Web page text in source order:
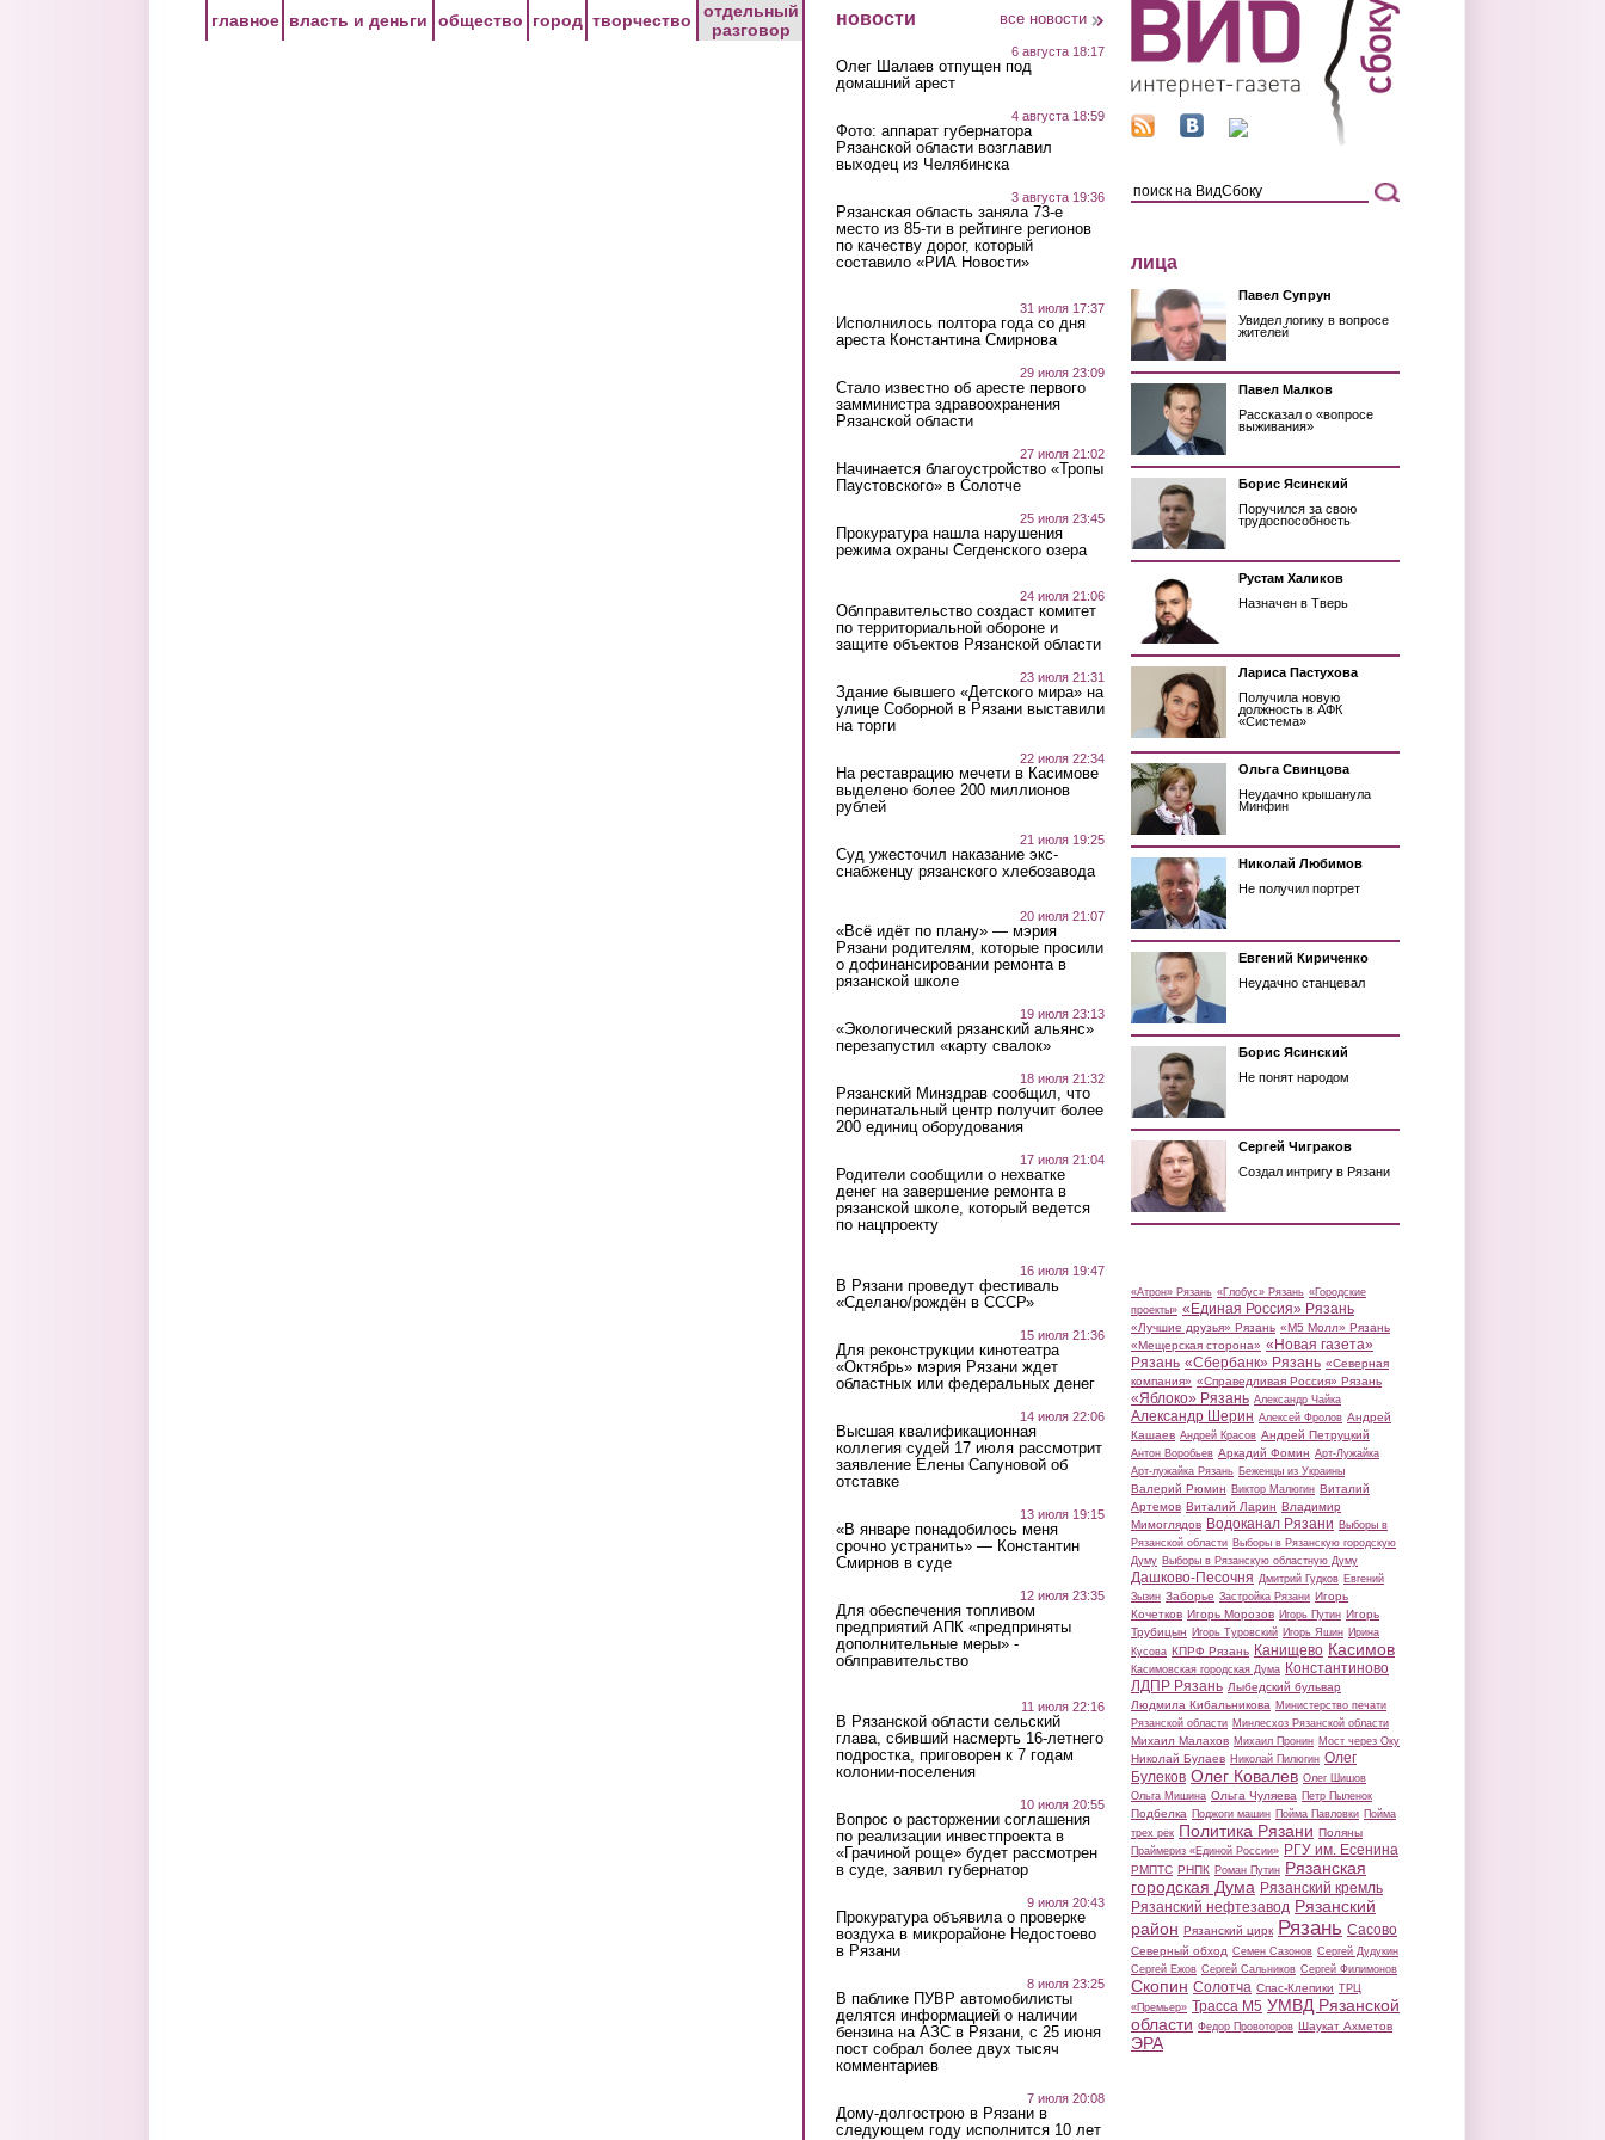
главное власть и деньги общество город творчество
отдельный
разговор
новости все новости
6 августа 18:17
Олег Шалаев отпущен под
домашний арест
4 августа 18:59
Фото: аппарат губернатора
Рязанской области возглавил
выходец из Челябинска
3 августа 19:36
Рязанская область заняла 73-е
место из 85-ти в рейтинге регионов
по качеству дорог, который
составило «РИА Новости»
31 июля 17:37
Исполнилось полтора года со дня
ареста Константина Смирнова
29 июля 23:09
Стало известно об аресте первого
замминистра здравоохранения
Рязанской области
27 июля 21:02
Начинается благоустройство «Тропы
Паустовского» в Солотче
25 июля 23:45
Прокуратура нашла нарушения
режима охраны Сегденского озера
24 июля 21:06
Облправительство создаст комитет
по территориальной обороне и
защите объектов Рязанской области
23 июля 21:31
Здание бывшего «Детского мира» на
улице Соборной в Рязани выставили
на торги
22 июля 22:34
На реставрацию мечети в Касимове
выделено более 200 миллионов
рублей
21 июля 19:25
Суд ужесточил наказание экс-
снабженцу рязанского хлебозавода
20 июля 21:07
«Всё идёт по плану» — мэрия
Рязани родителям, которые просили
о дофинансировании ремонта в
рязанской школе
19 июля 23:13
«Экологический рязанский альянс»
перезапустил «карту свалок»
18 июля 21:32
Рязанский Минздрав сообщил, что
перинатальный центр получит более
200 единиц оборудования
17 июля 21:04
Родители сообщили о нехватке
денег на завершение ремонта в
рязанской школе, который ведется
по нацпроекту
16 июля 19:47
В Рязани проведут фестиваль
«Сделано/рождён в СССР»
15 июля 21:36
Для реконструкции кинотеатра
«Октябрь» мэрия Рязани ждет
областных или федеральных денег
14 июля 22:06
Высшая квалификационная
коллегия судей 17 июля рассмотрит
заявление Елены Сапуновой об
отставке
13 июля 19:15
«В январе понадобилось меня
срочно устранить» — Константин
Смирнов в суде
12 июля 23:35
Для обеспечения топливом
предприятий АПК «предприняты
дополнительные меры» -
облправительство
11 июля 22:16
В Рязанской области сельский
глава, сбивший насмерть 16-летнего
подростка, приговорен к 7 годам
колонии-поселения
10 июля 20:55
Вопрос о расторжении соглашения
по реализации инвестпроекта в
«Грачиной роще» будет рассмотрен
в суде, заявил губернатор
9 июля 20:43
Прокуратура объявила о проверке
воздуха в микрорайоне Недостоево
в Рязани
8 июля 23:25
В паблике ПУВР автомобилисты
делятся информацией о наличии
бензина на АЗС в Рязани, с 25 июня
пост собрал более двух тысяч
комментариев
7 июля 20:08
Дому-долгострою в Рязани в
следующем году исполнится 10 лет
лица
Павел Супрун
Увидел логику в вопросе
жителей
Павел Малков
Рассказал о «вопросе
выживания»
Борис Ясинский
Поручился за свою
трудоспособность
Рустам Халиков
Назначен в Тверь
Лариса Пастухова
Получила новую
должность в АФК
«Система»
Ольга Свинцова
Неудачно крышанула
Минфин
Николай Любимов
Не получил портрет
Евгений Кириченко
Неудачно станцевал
Борис Ясинский
Не понят народом
Сергей Чиграков
Создал интригу в Рязани
«Атрон» Рязань «Глобус» Рязань «Городские
проекты» «Единая Россия» Рязань
«Лучшие друзья» Рязань «М5 Молл» Рязань
«Мещерская сторона» «Новая газета»
Рязань «Сбербанк» Рязань «Северная
компания» «Справедливая Россия» Рязань
«Яблоко» Рязань Александр Чайка
Александр Шерин Алексей Фролов Андрей
Кашаев Андрей Красов Андрей Петруцкий
Антон Воробьев Аркадий Фомин Арт-Лужайка
Арт-лужайка Рязань Беженцы из Украины
Валерий Рюмин Виктор Малюгин Виталий
Артемов Виталий Ларин Владимир
Мимоглядов Водоканал Рязани Выборы в
Рязанской области Выборы в Рязанскую городскую
Думу Выборы в Рязанскую областную Думу
Дашково-Песочня Дмитрий Гудков Евгений
Зызин Заборье Застройка Рязани Игорь
Кочетков Игорь Морозов Игорь Путин Игорь
Трубицын Игорь Туровский Игорь Яшин Ирина
Кусова КПРФ Рязань Канищево Касимов
Касимовская городская Дума Константиново
ЛДПР Рязань Лыбедский бульвар
Людмила Кибальникова Министерство печати
Рязанской области Минлесхоз Рязанской области
Михаил Малахов Михаил Пронин Мост через Оку
Николай Булаев Николай Пилюгин Олег
Булеков Олег Ковалев Олег Шишов
Ольга Мишина Ольга Чуляева Петр Пыленок
Подбелка Поджоги машин Пойма Павловки Пойма
трех рек Политика Рязани Поляны
Праймериз «Единой России» РГУ им. Есенина
РМПТС РНПК Роман Путин Рязанская
городская Дума Рязанский кремль
Рязанский нефтезавод Рязанский
район Рязанский цирк Рязань Сасово
Северный обход Семен Сазонов Сергей Дудукин
Сергей Ежов Сергей Сальников Сергей Филимонов
Скопин Солотча Спас-Клепики ТРЦ
«Премьер» Трасса М5 УМВД Рязанской
области Федор Провоторов Шаукат Ахметов
ЭРА